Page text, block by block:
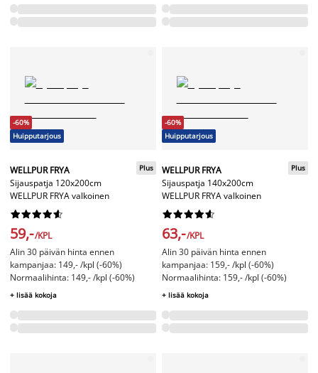
-60%
Huipputarjous
WELLPUR FRYA
Sijauspatja 120x200cm
WELLPUR FRYA valkoinen
Plus






59,-/KPL
Alin 30 päivän hinta ennen
kampanjaa: 149,- /kpl (-60%)
Normaalihinta: 149,- /kpl (-60%)
+ lisää kokoja
-60%
Huipputarjous
WELLPUR FRYA
Sijauspatja 140x200cm
WELLPUR FRYA valkoinen
Plus






63,-/KPL
Alin 30 päivän hinta ennen
kampanjaa: 159,- /kpl (-60%)
Normaalihinta: 159,- /kpl (-60%)
+ lisää kokoja